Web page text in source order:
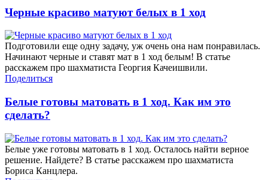
Черные красиво матуют белых в 1 ход
Подготовили еще одну задачу, уж очень она нам понравилась.
Начинают черные и ставят мат в 1 ход белым! В статье
расскажем про шахматиста Георгия Качеишвили.
Поделиться
Белые готовы матовать в 1 ход. Как им это
сделать?
Белые уже готовы матовать в 1 ход. Осталось найти верное
решение. Найдете? В статье расскажем про шахматиста
Бориса Канцлера.